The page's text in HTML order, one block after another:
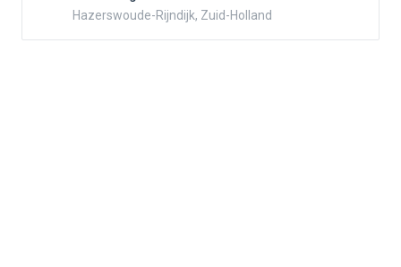
Hazerswoude-Rijndijk, Zuid-Holland